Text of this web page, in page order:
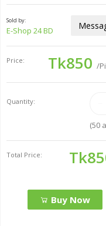
Sold by:
E-Shop 24 BD
Price: Tk850 /
Quantity:
(50
Total Price:
Buy Now